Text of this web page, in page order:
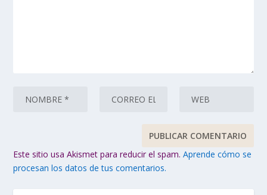
Este sitio usa Akismet para reducir el spam.Aprende cómo se
procesan los datos de tus comentarios.